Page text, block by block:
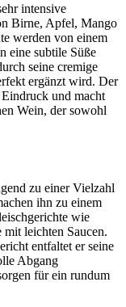
intensive
Birne, Apfel, Mango
werden von einem
eine subtile Süße
seine cremige
ergänzt wird. Der
und macht
Wein, der sowohl
zu einer Vielzahl
ihn zu einem
wie
leichten Saucen.
entfaltet er seine
Abgang
für ein rundum